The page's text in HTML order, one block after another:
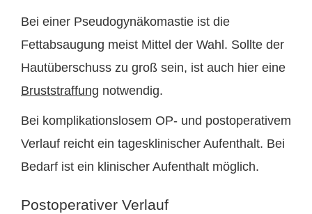
Bei einer Pseudogynäkomastie ist die
Fettabsaugung meist Mittel der Wahl. Sollte der
Hautüberschuss zu groß sein, ist auch hier eine
Bruststraffung notwendig.
Bei komplikationslosem OP- und postoperativem
Verlauf reicht ein tagesklinischer Aufenthalt. Bei
Bedarf ist ein klinischer Aufenthalt möglich.
Postoperativer Verlauf